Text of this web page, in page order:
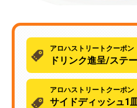
アロハストリートクーポン
ドリンク進呈/ステ
アロハストリートクーポン
サイドディッシュ1